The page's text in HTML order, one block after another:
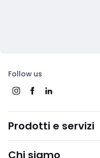
Follow us
Prodotti e servizi
Chi siamo